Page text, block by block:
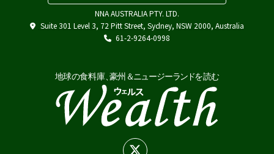
Japan External Trade Organization (JETRO)
在シドニー総領事館
在パース総領事館
在ブリスベン総領事館
NNA AUSTRALIA PTY. LTD.
Suite 301 Level 3, 72 Pitt Street, Sydney, NSW 2000, Australia
61-2-9264-0998